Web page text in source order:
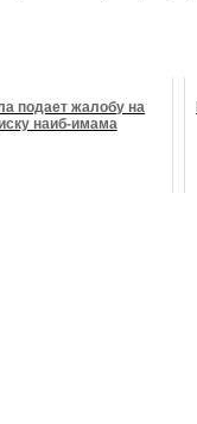
подает жалобу на
наиб-имама